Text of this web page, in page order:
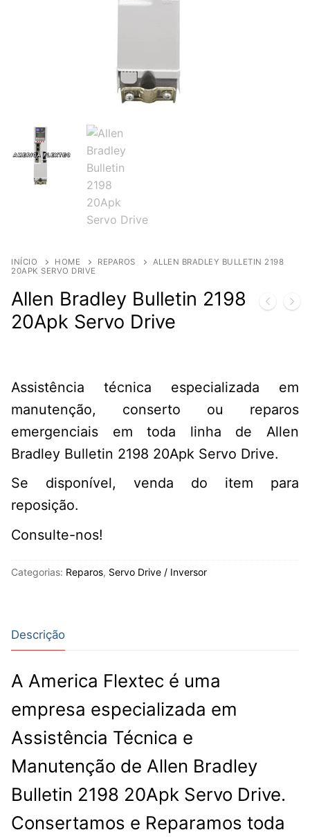
INÍCIO HOME REPAROS
ALLEN BRADLEY BULLETIN 2198
20APK SERVO DRIVE
Allen Bradley Bulletin 2198
20Apk Servo Drive
Assistência técnica especializada em
manutenção, conserto ou reparos
emergenciais em toda linha de Allen
Bradley Bulletin 2198 20Apk Servo Drive.
Se disponível, venda do item para
reposição.
Consulte-nos!
Categorias: Reparos, Servo Drive / Inversor
Descrição
A America Flextec é uma
empresa especializada em
Assistência Técnica e
Manutenção de Allen Bradley
Bulletin 2198 20Apk Servo Drive.
Consertamos e Reparamos toda